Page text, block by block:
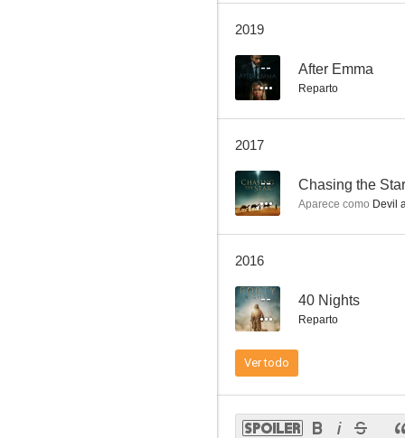
Stay Home
2019
-- After Emma
Reparto
2017
-- Chasing the Star
Aparece como Devil
2016
-- 40 Nights
Reparto
Ver todo